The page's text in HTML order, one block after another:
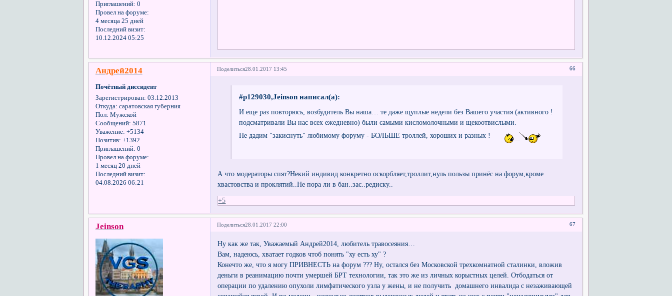
Приглашений: 0
Провел на форуме:
4 месяца 25 дней
Последний визит:
10.12.2024 05:25
Поделиться 66
28.01.2017 13:45
Андрей2014
Почётный диссидент
Зарегистрирован: 03.12.2013
Откуда: саратовская губерния
Пол: Мужской
Сообщений: 5871
Уважение: +5134
Позитив: +1392
Приглашений: 0
Провел на форуме:
1 месяц 20 дней
Последний визит:
04.08.2026 06:21
#p129030,Jeinson написал(а):
И еще раз повторюсь, возбудитель Вы наша… те даже щуплые недели без Вашего участия (активного !
подсматривали Вы нас всех ежедневно) были самыми кисломолочными и щекоотвислыми.
Не дадим "закиснуть" любимому форуму - БОЛЬШЕ троллей, хороших и разных !
А что модераторы спят?Некий индивид конкретно оскорбляет,троллит,нуль пользы принёс на форум,кроме
хвастовства и проклятий..Не пора ли в бан..зас..редиску..
+5
Поделиться 67
28.01.2017 22:00
Jeinson
Ну как же так, Уважаемый Андрей2014, любитель травосеяния…
Вам, надеюсь, хватает годков чтоб понять "ху есть ху" ?
Конечто же, что я могу ПРИВНЕСТЬ на форум ??? Ну, остался без Московской трехкомнатной сталинки, вложив
деньги в реанимацию почти умершей БРТ технологии, так это же из личных корыстных целей. Отбодаться от
операции по удалению опухоли лимфатического узла у жены, и не получить домашнего инвалида с незаживающей